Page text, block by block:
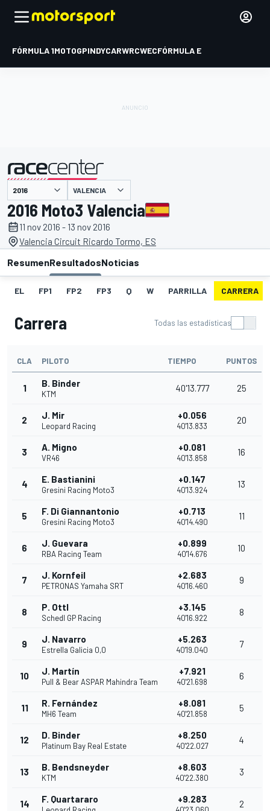
FÓRMULA 1MOTOGPINDYCARWRCWECFÓRMULA E
presentado por VALENCIA
2016 Moto3 Valencia
11 nov 2016 - 13 nov 2016
Valencia Circuit Ricardo Tormo, ES
ResumenResultadosNoticias
EL FP1 FP2 FP3 Q W PARRILLA CARRERA
Carrera Todas las estadísticas
CLA PILOTO TIEMPO PUNTOS
1 B. Binder
KTM
40'13.777 25
2 J. Mir
Leopard Racing
+0.056
40'13.833
20
3 A. Migno
VR46
+0.081
40'13.858
16
4 E. Bastianini
Gresini Racing Moto3
+0.147
40'13.924
13
5 F. Di Giannantonio
Gresini Racing Moto3
+0.713
40'14.490
11
6 J. Guevara
RBA Racing Team
+0.899
40'14.676
10
7 J. Kornfeil
PETRONAS Yamaha SRT
+2.683
40'16.460
9
8 P. Ottl
Schedl GP Racing
+3.145
40'16.922
8
9 J. Navarro
Estrella Galicia 0,0
+5.263
40'19.040
7
10 J. Martín
Pull & Bear ASPAR Mahindra Team
+7.921
40'21.698
6
11 R. Fernández
MH6 Team
+8.081
40'21.858
5
12 D. Binder
Platinum Bay Real Estate
+8.250
40'22.027
4
13 B. Bendsneyder
KTM
+8.603
40'22.380
3
14 F. Quartararo +9.283 2